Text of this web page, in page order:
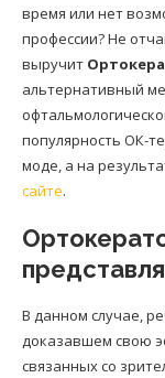
время или нет
профессии? Не
выручит
альтернативный
популярность ОК-
моде, а на
сайте.
В данном случае,
доказавшем свою
связанных со